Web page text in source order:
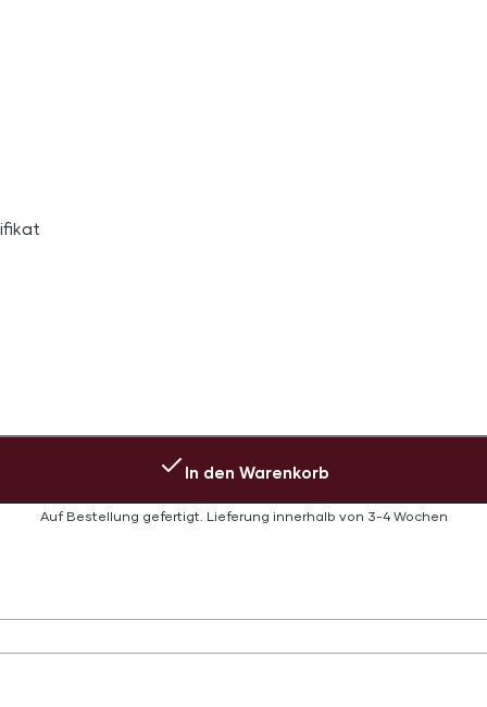
In den Warenkorb
Auf Bestellung gefertigt. Lieferung innerhalb von 3-4 Wochen